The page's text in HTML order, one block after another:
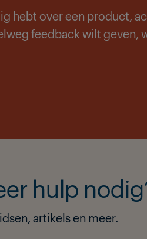
hebt over een product,
feedback wilt geven,
hulp
artikels en meer.